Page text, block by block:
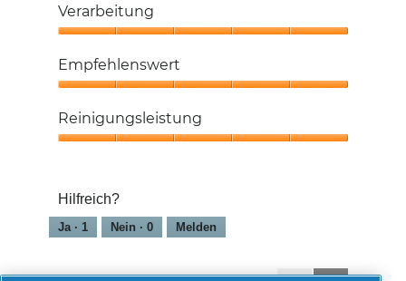
Entfernung,
5
5
Verarbeitung
5
von
Empfehlenswert
5
von
Reinigungsleistung
5
Hilfreich?
Ja · 1 Nein · 0 Melden